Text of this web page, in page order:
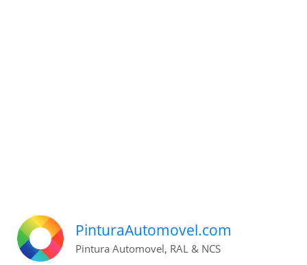
PinturaAutomovel.com
Pintura Automovel, RAL & NCS